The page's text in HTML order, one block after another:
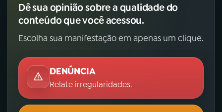
Dê sua opinião sobre a qualidade do
conteúdo que você acessou.
Escolha sua manifestação em apenas um clique.
DENÚNCIA
Relate irregularidades.